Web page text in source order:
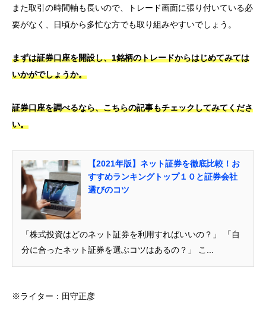
また取引の時間軸も長いので、トレード画面に張り付いている必
要がなく、日頃から多忙な方でも取り組みやすいでしょう。
まずは証券口座を開設し、1銘柄のトレードからはじめてみては
いかがでしょうか。
証券口座を調べるなら、こちらの記事もチェックしてみてくださ
い。
【2021年版】ネット証券を徹底比較！お
すすめランキングトップ１０と証券会社
選びのコツ
「株式投資はどのネット証券を利用すればいいの？」 「自
分に合ったネット証券を選ぶコツはあるの？」 こ...
※ライター：田守正彦